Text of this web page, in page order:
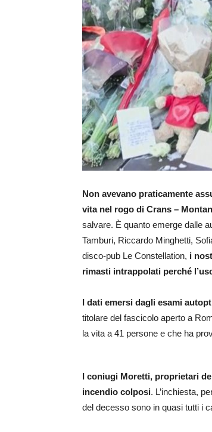
Non avevano praticamente
vita nel rogo di Crans –
salvare. È quanto emerge dalle
Tamburi, Riccardo Minghetti,
disco-pub Le Constellation, i
rimasti intrappolati perché
I dati emersi dagli esami
titolare del fascicolo aperto a
la vita a 41 persone e che ha
I coniugi Moretti, proprietari
incendio colposi. L’inchiesta,
del decesso sono in quasi tutti i